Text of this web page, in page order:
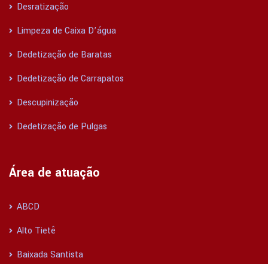
Desratização
Limpeza de Caixa D’água
Dedetização de Baratas
Dedetização de Carrapatos
Descupinização
Dedetização de Pulgas
Área de atuação
ABCD
Alto Tietê
Baixada Santista